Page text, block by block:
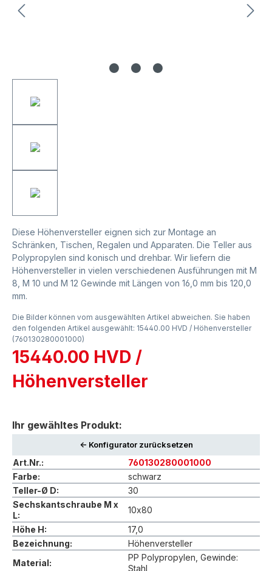
Diese Höhenversteller eignen sich zur Montage an
Schränken, Tischen, Regalen und Apparaten. Die Teller aus
Polypropylen sind konisch und drehbar. Wir liefern die
Höhenversteller in vielen verschiedenen Ausführungen mit M
8, M 10 und M 12 Gewinde mit Längen von 16,0 mm bis 120,0
mm.
Die Bilder können vom ausgewählten Artikel abweichen. Sie haben
den folgenden Artikel ausgewählt: 15440.00 HVD / Höhenversteller
(760130280001000)
15440.00 HVD /
Höhenversteller
Ihr gewähltes Produkt:
<- Konfigurator zurücksetzen
Art.Nr.:
760130280001000
Farbe:
schwarz
Teller-Ø D:
30
Sechskantschraube M x
L:
10x80
Höhe H:
17,0
Bezeichnung:
Höhenversteller
Material:
PP Polypropylen, Gewinde:
Stahl